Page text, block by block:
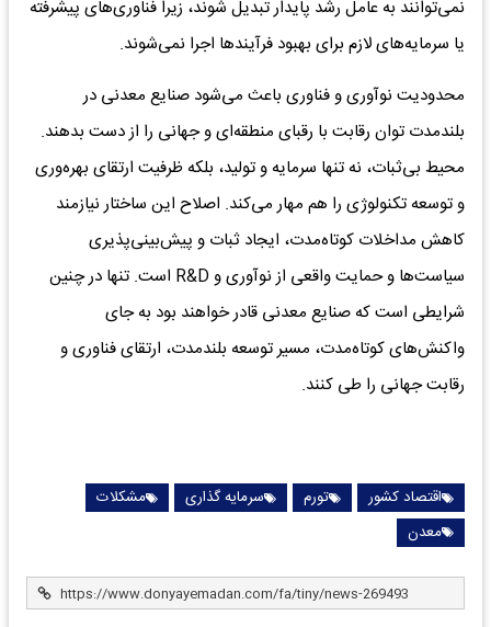
نمی‌توانند به عامل رشد پایدار تبدیل شوند، زیرا فناوری‌های پیشرفته
یا سرمایه‌های لازم برای بهبود فرآیندها اجرا نمی‌شوند.
محدودیت نوآوری و فناوری باعث می‌شود صنایع معدنی در
بلندمدت توان رقابت با رقبای منطقه‌ای و جهانی را از دست بدهند.
محیط بی‌ثبات، نه تنها سرمایه و تولید، بلکه ظرفیت ارتقای بهره‌وری
و توسعه تکنولوژی را هم مهار می‌کند. اصلاح این ساختار نیازمند
کاهش مداخلات کوتاه‌مدت، ایجاد ثبات و پیش‌بینی‌پذیری
سیاست‌ها و حمایت واقعی از نوآوری و R&D است. تنها در چنین
شرایطی است که صنایع معدنی قادر خواهند بود به جای
واکنش‌های کوتاه‌مدت، مسیر توسعه بلندمدت، ارتقای فناوری و
رقابت جهانی را طی کنند.
اقتصاد کشور تورم سرمایه گذاری
مشکلات
معدن